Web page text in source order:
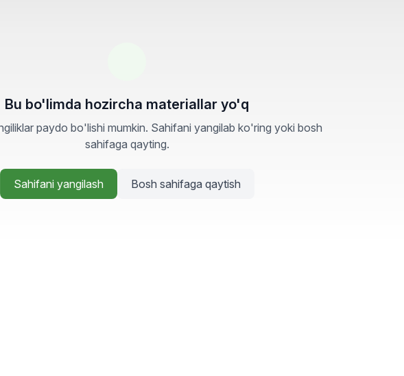
Bu bo'limda hozircha materiallar yo'q
paydo bo'lishi mumkin. Sahifani yangilab ko'ring yoki bosh
sahifaga qayting.
Sahifani yangilash Bosh sahifaga qaytish